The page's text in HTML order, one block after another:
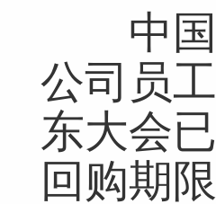
中国
公司员
东大会
回购期